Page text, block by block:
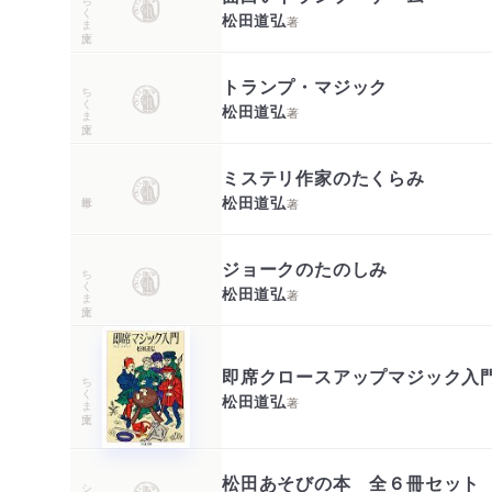
松田道弘著
ちくま文庫 トランプ・マジック
松田道弘著
ミステリ作家のたくらみ
松田道弘著
ちくま文庫 ジョークのたのしみ
松田道弘著
ちくま文庫 即席クロースアップマジック入
松田道弘著
松田あそびの本 全６冊セット